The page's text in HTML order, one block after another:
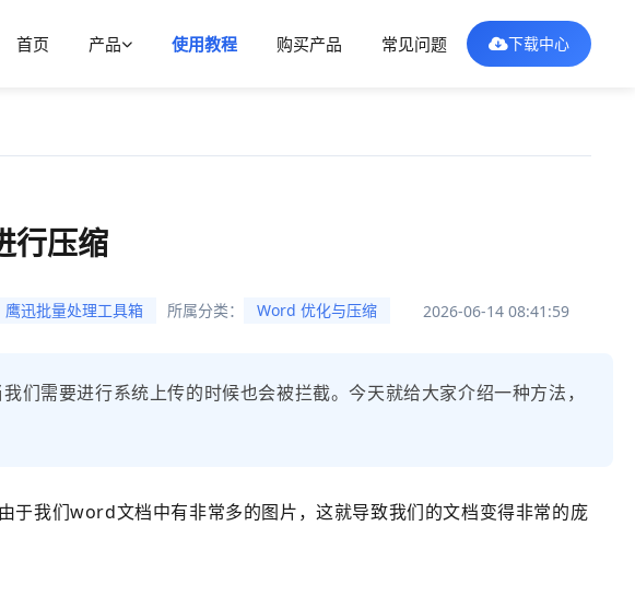
首页 产品 使用教程 购买产品 常见问题 下载中心
行压缩
鹰迅批量处理工具箱 所属分类： Word 优化与压缩 2026-06-14 08:41:59
需要进行系统上传的时候也会被拦截。今天就给大家介绍一种方法，
我们word文档中有非常多的图片，这就导致我们的文档变得非常的庞